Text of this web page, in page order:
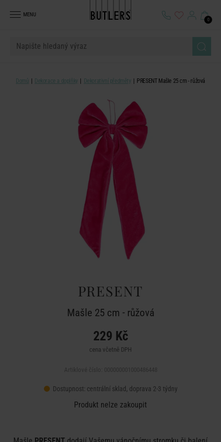
MENU
0
Domů Dekorace a doplňky Dekorativní předměty PRESENT Mašle 25 cm - růžová
PRESENT
Mašle 25 cm - růžová
229 Kč
cena včetně DPH
Dostupnost: centrální sklad, doprava 2-3 týdny
Produkt nelze zakoupit